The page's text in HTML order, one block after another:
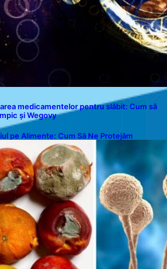
medicamentelor pentru slăbit: Cum să
și Wegovy
pe Alimente: Cum Să Ne Protejăm